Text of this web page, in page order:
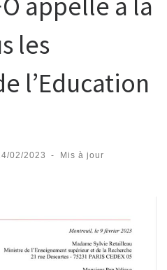
les
l’Education
02/2023 -
Mis à jour